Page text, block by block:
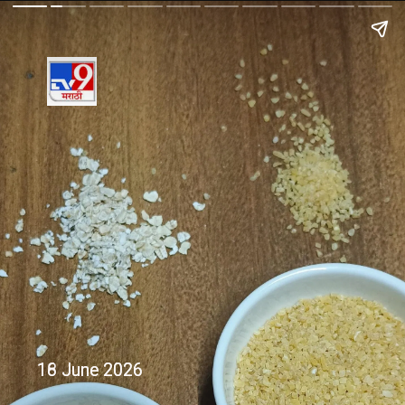
16 June 2026
18 June 2026